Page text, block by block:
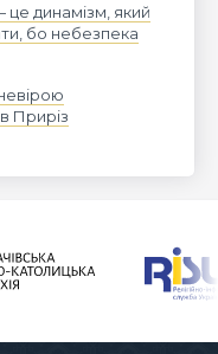
це динамізм, який
бо небезпека
Приріз